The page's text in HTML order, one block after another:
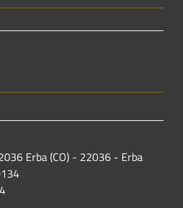
Erba (CO) - 22036 - Erba